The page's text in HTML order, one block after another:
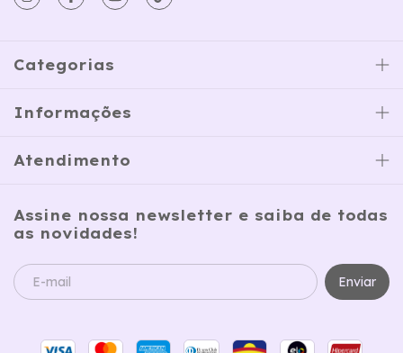
Categorias
Informações
Atendimento
Assine nossa newsletter e saiba de todas
as novidades!